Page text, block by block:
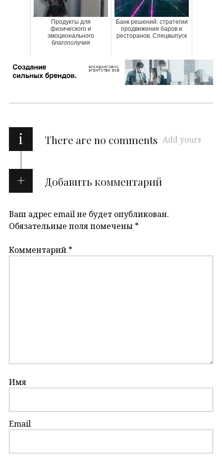
Продукты для
физического и
эмоционального
благополучия
Банк решений: стратегии
продвижения баров и
ресторанов. Спецвыпуск
i There are no comments Add yours
Добавить комментарий
Ваш адрес email не будет опубликован.
Обязательные поля помечены *
Комментарий *
Имя
Email